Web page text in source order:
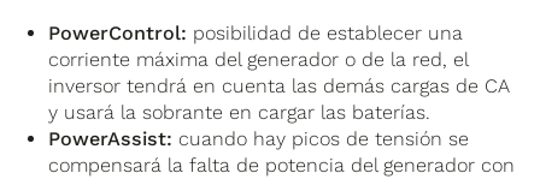
PowerControl: posibilidad de establecer una
corriente máxima del generador o de la red, el
inversor tendrá en cuenta las demás cargas de CA
y usará la sobrante en cargar las baterías.
PowerAssist: cuando hay picos de tensión se
compensará la falta de potencia del generador con